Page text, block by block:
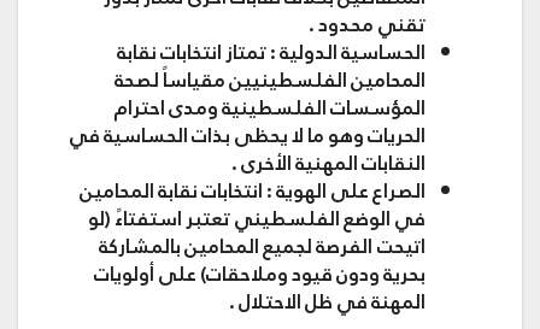
تقني محدود .
الحساسية الدولية: تمتاز انتخابات نقابة
المحامين الفلسطينيين مقياساً لصحة
المؤسسات الفلسطينية ومدى احترام
الحريات وهو ما لا يحظى بذات الحساسية في
النقابات المهنية الأخرى .
الصراع على الهوية: انتخابات نقابة المحامين
في الوضع الفلسطيني تعتبر استفتاءً (لو
اتيحت الفرصة لجميع المحامين بالمشاركة
بحرية ودون قيود وملاحقات) على أولويات
المهنة في ظل الاحتلال .